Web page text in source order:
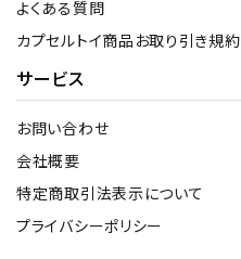
よくある質問
カプセルトイ商品お取り引き規約
サービス
お問い合わせ
会社概要
特定商取引法表示について
プライバシーポリシー